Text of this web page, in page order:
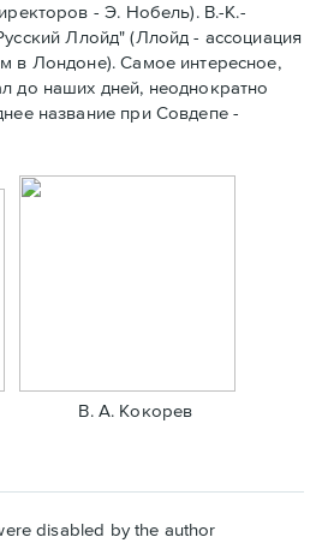
- Э. Нобель). В.-К.-
кий Ллойд" (Ллойд - ассоциация
в Лондоне). Самое интересное,
до наших дней, неоднократно
название при Совдепе -
В. А. Кокорев
disabled by the author